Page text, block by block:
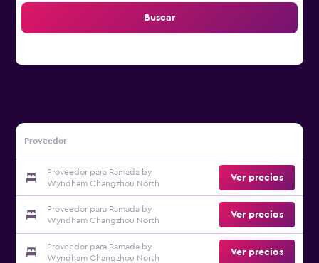
Buscar
Proveedor
Proveedor para Ramada by
Wyndham Changzhou North
Ver precios
Proveedor para Ramada by
Wyndham Changzhou North
Ver precios
Proveedor para Ramada by
Wyndham Changzhou North
Ver precios